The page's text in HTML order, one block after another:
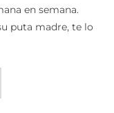
en semana.
puta madre, te lo